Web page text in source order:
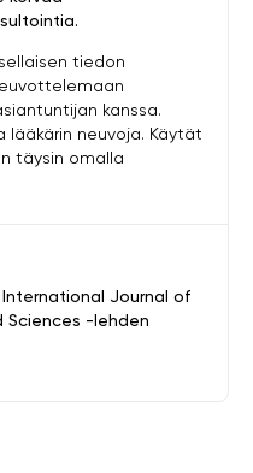
Journal of
Sciences -lehden
tiedon
kanssa.
lääkärin neuvoja. Käytät
täysin omalla